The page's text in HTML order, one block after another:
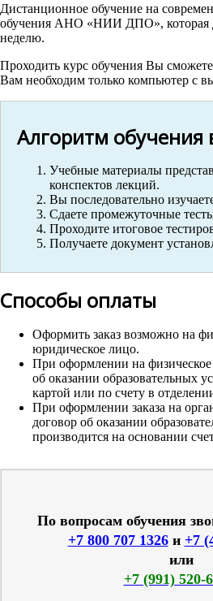
Дистанционное обучение на
обучения АНО «НИИ ДПО», которая
неделю.
Проходить курс обучения Вы
Вам необходим только компьютер с
Алгоритм обучения
Учебные материалы
конспектов лекций.
Вы последовательно
Сдаете промежуточные
Проходите итоговое
Получаете документ
Способы оплаты
Оформить заказ возможно на
юридическое лицо.
При оформлении на физическое
об оказании образовательных
картой или по счету в
При оформлении заказа на
договор об оказании
производится на основании
По вопросам обучения
+7 800 707 1326и +7
или
+7 (991) 520-